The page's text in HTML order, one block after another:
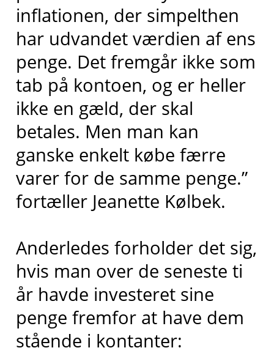
inflationen, der simpelthen
har udvandet værdien af ens
penge. Det fremgår ikke som
tab på kontoen, og er heller
ikke en gæld, der skal
betales. Men man kan
ganske enkelt købe færre
varer for de samme penge.”
fortæller Jeanette Kølbek.
Anderledes forholder det sig,
hvis man over de seneste ti
år havde investeret sine
penge fremfor at have dem
stående i kontanter: